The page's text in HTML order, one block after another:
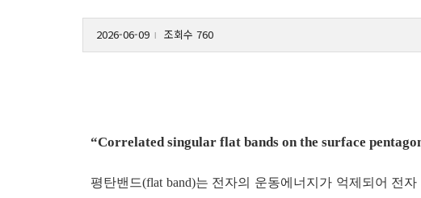
2026-06-09 l 조회수 760
“Correlated singular flat bands on the surface
평탄밴드(flat band)는 전자의 운동에너지가 억제되어 전